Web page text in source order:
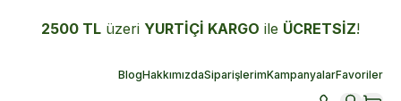
2500 TL üzeri YURTİÇİ KARGO ile ÜCRETSİZ!
BlogHakkımızdaSiparişlerimKampanyalarFavoriler